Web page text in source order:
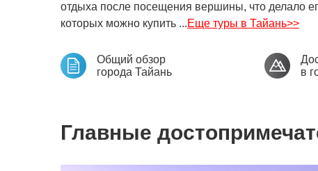
отдыха после посещения вершины, что делало
которых можно купить ...Еще туры в Тайань>>
Общий обзор
города Тайань
в
Главные